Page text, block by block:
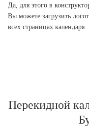
Да, для этого в
Вы можете загрузить
всех страницах календаря.
Перекидной